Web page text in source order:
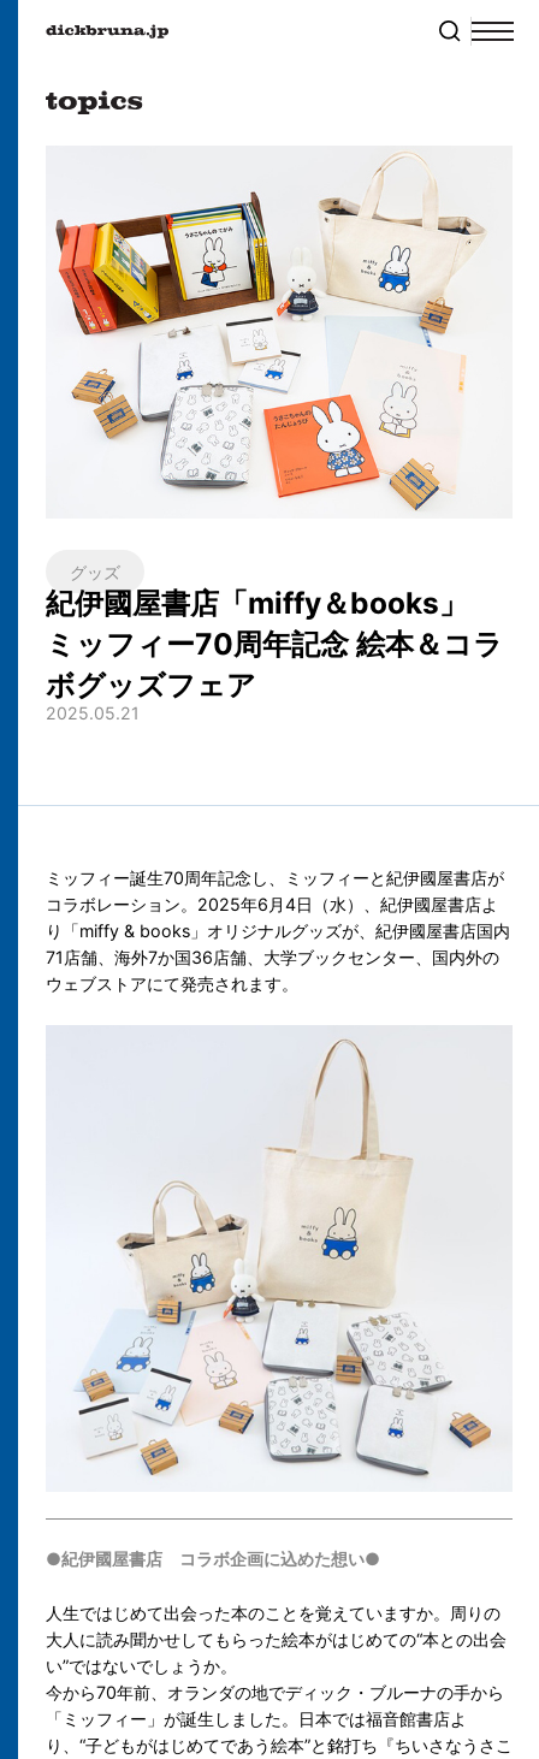
グッズ
紀伊國屋書店「miffy＆books」
ミッフィー70周年記念 絵本＆コラ
ボグッズフェア
2025.05.21
ミッフィー誕生70周年記念し、ミッフィーと紀伊國屋書店が
コラボレーション。2025年6月4日（水）、紀伊國屋書店よ
り「miffy & books」オリジナルグッズが、紀伊國屋書店国内
71店舗、海外7か国36店舗、大学ブックセンター、国内外の
ウェブストアにて発売されます。
●紀伊國屋書店 コラボ企画に込めた想い●
人生ではじめて出会った本のことを覚えていますか。周りの
大人に読み聞かせしてもらった絵本がはじめての“本との出会
い”ではないでしょうか。
今から70年前、オランダの地でディック・ブルーナの手から
「ミッフィー」が誕生しました。日本では福音館書店よ
り、“子どもがはじめてであう絵本”と銘打ち『ちいさなうさこ